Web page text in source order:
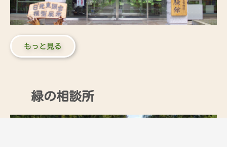
もっと見る
緑の相談所